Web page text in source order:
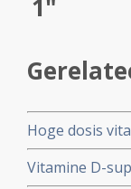
1"
Hoge dosis
onbehandelde
aanvullend
Vitamine D-